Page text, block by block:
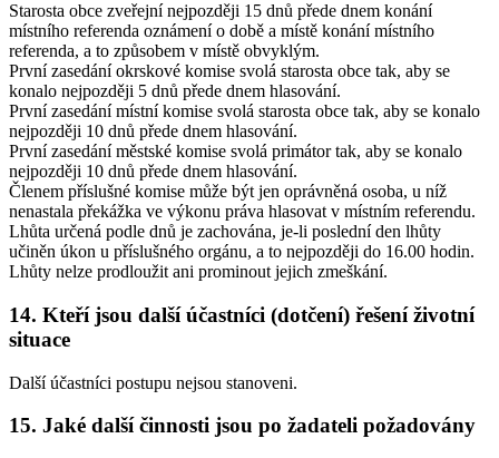
Starosta obce zveřejní nejpozději 15 dnů přede dnem konání
místního referenda oznámení o době a místě konání místního
referenda, a to způsobem v místě obvyklým.
První zasedání okrskové komise svolá starosta obce tak, aby se
konalo nejpozději 5 dnů přede dnem hlasování.
První zasedání místní komise svolá starosta obce tak, aby se konalo
nejpozději 10 dnů přede dnem hlasování.
První zasedání městské komise svolá primátor tak, aby se konalo
nejpozději 10 dnů přede dnem hlasování.
Členem příslušné komise může být jen oprávněná osoba, u níž
nenastala překážka ve výkonu práva hlasovat v místním referendu.
Lhůta určená podle dnů je zachována, je-li poslední den lhůty
učiněn úkon u příslušného orgánu, a to nejpozději do 16.00 hodin.
Lhůty nelze prodloužit ani prominout jejich zmeškání.
14. Kteří jsou další účastníci (dotčení) řešení životní
situace
Další účastníci postupu nejsou stanoveni.
15. Jaké další činnosti jsou po žadateli požadovány